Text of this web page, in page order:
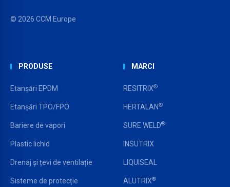
© 2026 CCM Europe
PRODUSE
Etanșări EPDM
Etanșări TPO/FPO
Bariere de vapori
Plastic lichid
Drenaj și țevi de ventilație
Sisteme de protecție
MARCI
RESITRIX®
HERTALAN®
SURE WELD®
INSUTRIX
LIQUISEAL
ALUTRIX®